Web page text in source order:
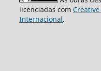
licenciadas com
Internacional.